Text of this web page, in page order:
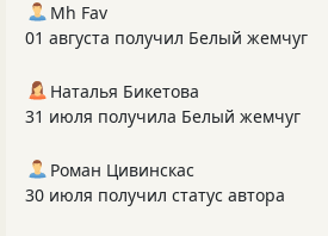
Mh Fav
01 августа получил Белый жемчуг
Наталья Бикетова
31 июля получила Белый жемчуг
Роман Цивинскас
30 июля получил статус автора